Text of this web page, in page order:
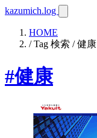
kazumich.log
HOME
/ Tag 検索 / 健康
#健康